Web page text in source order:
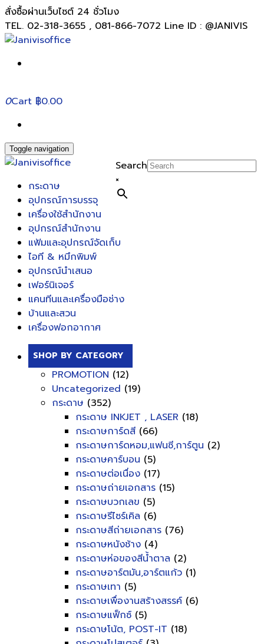
สั่งซื้อผ่านเว็บไซต์ 24 ชั่วโมง
TEL. 02-318-3655 , 081-866-7072 Line ID : @JANIVIS
0Cart ฿0.00
Toggle navigation
Search
×
กระดาษ
อุปกรณ์การบรรจุ
เครื่องใช้สำนักงาน
อุปกรณ์สำนักงาน
แฟ้มและอุปกรณ์จัดเก็บ
ไอที & หมึกพิมพ์
อุปกรณ์นำเสนอ
เฟอร์นิเจอร์
แคนทีนและเครื่องมือช่าง
บ้านและสวน
เครื่องฟอกอากาศ
SHOP BY CATEGORY
PROMOTION (12)
Uncategorized (19)
กระดาษ (352)
กระดาษ INKJET , LASER (18)
กระดาษการ์ดสี (66)
กระดาษการ์ดหอม,แฟนซี,การ์ตูน (2)
กระดาษคาร์บอน (5)
กระดาษต่อเนื่อง (17)
กระดาษถ่ายเอกสาร (15)
กระดาษบวกเลข (5)
กระดาษรีไซร์เคิล (6)
กระดาษสีถ่ายเอกสาร (76)
กระดาษหนังช้าง (4)
กระดาษห่อของสีน้ำตาล (2)
กระดาษอาร์ตมัน,อาร์ตแก้ว (1)
กระดาษเทา (5)
กระดาษเพื่องานสร้างสรรค์ (6)
กระดาษแฟ็กซ์ (5)
กระดาษโน้ต, POST-IT (18)